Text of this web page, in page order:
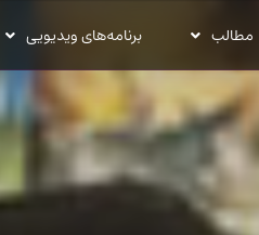
مطالب برنامه‌های ویدیویی